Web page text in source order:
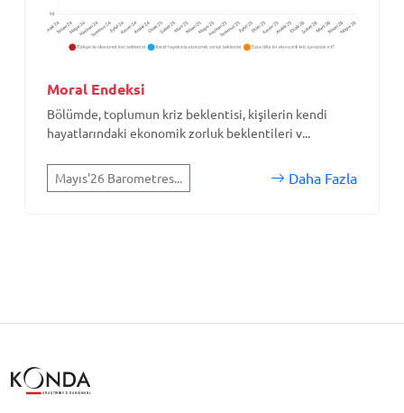
Moral Endeksi
Bölümde, toplumun kriz beklentisi, kişilerin kendi
hayatlarındaki ekonomik zorluk beklentileri v...
Mayıs'26 Barometres... Daha Fazla